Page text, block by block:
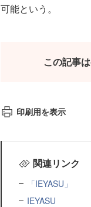
可能という。
この記事
印刷用を表示
関連リンク
「IEYASU」
IEYASU